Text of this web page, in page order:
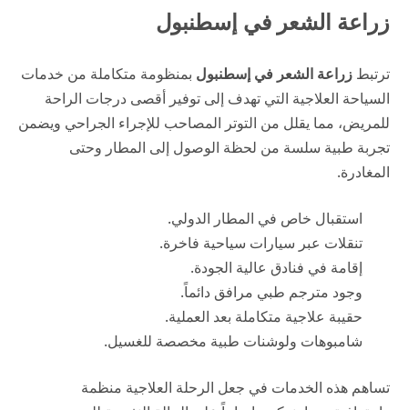
زراعة الشعر في إسطنبول
ترتبط زراعة الشعر في إسطنبول بمنظومة متكاملة من خدمات
السياحة العلاجية التي تهدف إلى توفير أقصى درجات الراحة
للمريض، مما يقلل من التوتر المصاحب للإجراء الجراحي ويضمن
تجربة طبية سلسة من لحظة الوصول إلى المطار وحتى
المغادرة.
استقبال خاص في المطار الدولي.
تنقلات عبر سيارات سياحية فاخرة.
إقامة في فنادق عالية الجودة.
وجود مترجم طبي مرافق دائماً.
حقيبة علاجية متكاملة بعد العملية.
شامبوهات ولوشنات طبية مخصصة للغسيل.
تساهم هذه الخدمات في جعل الرحلة العلاجية منظمة